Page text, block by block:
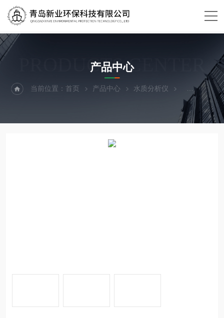
PRODUCTS CENTER
产品中心
当前位置：首页 产品中心 水质分析仪 采样设备